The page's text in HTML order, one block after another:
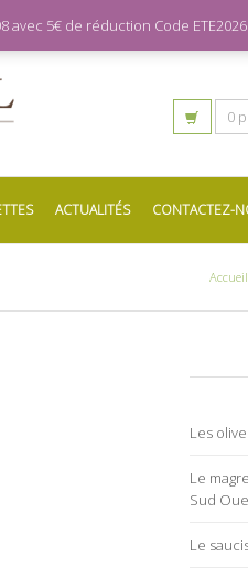
0
ACTUALITÉS CONTACTEZ-
Accueil
Les
Le
Sud
Le
avec 5€ de réduction Code ETE2026